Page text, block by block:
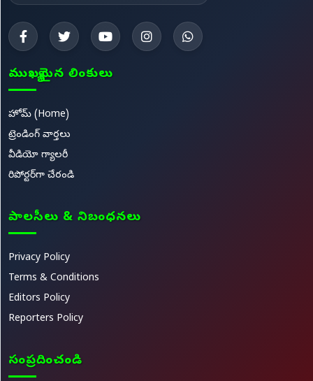
ముఖ్యమైన లింకులు
హోమ్ (Home)
ట్రెండింగ్ వార్తలు
వీడియో గ్యాలరీ
రిపోర్టర్‌గా చేరండి
పాలసీలు & నిబంధనలు
Privacy Policy
Terms & Conditions
Editors Policy
Reporters Policy
సంప్రదించండి